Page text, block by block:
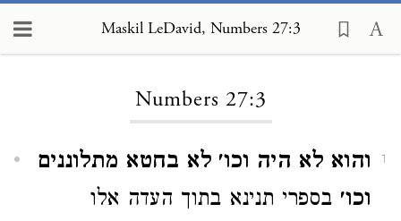
Maskil LeDavid, Numbers 27:3
Numbers 27:3
1
והוא לא היה וכו׳ לא בחטא מתלוננים
וכו׳ בספרי תנינא בתוך העדה אלו